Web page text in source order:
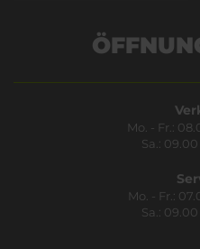
Mo. - Fr.:
Sa.:
Mo. - Fr.:
Sa.: